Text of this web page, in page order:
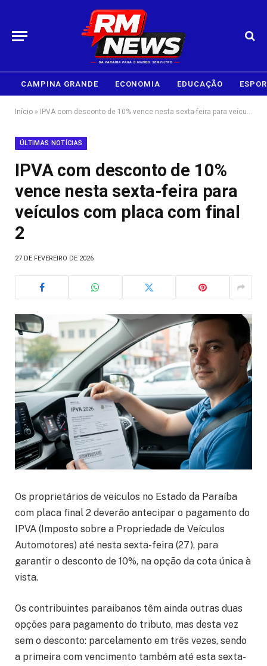
CAMPINA GRANDE ECONOMIA EDUCAÇÃO
Início » IPVA com desconto de 10% vence nesta sexta-feira para veículos com placa com final 2
ÚLTIMAS NOTÍCIAS
IPVA com desconto de 10%
vence nesta sexta-feira para
veículos com placa com final
2
27 DE FEVEREIRO DE 2026
Os proprietários de veículos no Estado da Paraíba
com placa final 2 deverão antecipar o pagamento do
IPVA (Imposto sobre a Propriedade de Veículos
Automotores) até nesta sexta-feira (27), para
garantir o desconto de 10%, na opção da cota única à
vista.
Os contribuintes paraibanos têm ainda outras duas
opções para pagamento do tributo, mas desta vez
sem o desconto: parcelamento em três vezes, sendo
a primeira com vencimento também até esta sexta-